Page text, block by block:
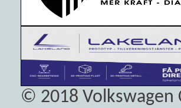
© 2018 Volkswagen